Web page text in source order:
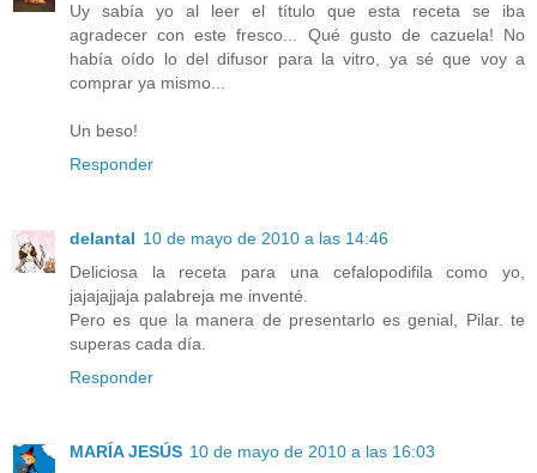
Uy sabía yo al leer el título que esta receta se iba
agradecer con este fresco... Qué gusto de cazuela! No
había oído lo del difusor para la vitro, ya sé que voy a
comprar ya mismo...
Un beso!
Responder
delantal 10 de mayo de 2010 a las 14:46
Deliciosa la receta para una cefalopodifila como yo,
jajajajjaja palabreja me inventé.
Pero es que la manera de presentarlo es genial, Pilar. te
superas cada día.
Responder
MARÍA JESÚS 10 de mayo de 2010 a las 16:03